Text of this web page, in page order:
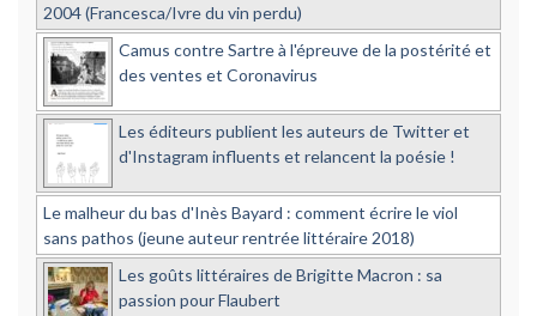
2004 (Francesca/Ivre du vin perdu)
Camus contre Sartre à l'épreuve de la postérité et
des ventes et Coronavirus
Les éditeurs publient les auteurs de Twitter et
d'Instagram influents et relancent la poésie !
Le malheur du bas d'Inès Bayard : comment écrire le viol
sans pathos (jeune auteur rentrée littéraire 2018)
Les goûts littéraires de Brigitte Macron : sa
passion pour Flaubert